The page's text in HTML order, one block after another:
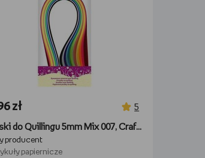
zł 5
Paski do Quillingu 5mm Mix 007, Craft-Fun
producent
papiernicze